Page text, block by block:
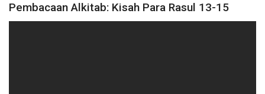
Pembacaan Alkitab: Kisah Para Rasul 13-15